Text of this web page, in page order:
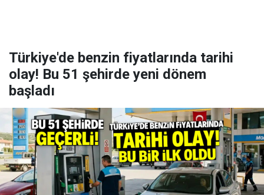
Türkiye'de benzin fiyatlarında tarihi
olay! Bu 51 şehirde yeni dönem
başladı